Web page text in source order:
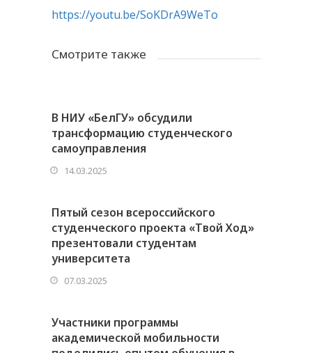
https://youtu.be/SoKDrA9WeTo
Смотрите также
В НИУ «БелГУ» обсудили
трансформацию студенческого
самоуправления
14.03.2025
Пятый сезон всероссийского
студенческого проекта «Твой Ход»
презентовали студентам
университета
07.03.2025
Участники программы
академической мобильности